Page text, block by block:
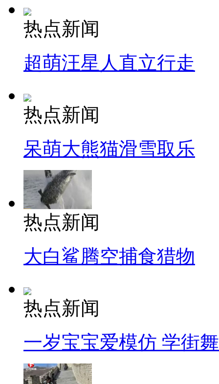
热点新闻
超萌汪星人直立行走
热点新闻
呆萌大熊猫滑雪取乐
热点新闻
大白鲨腾空捕食猎物
热点新闻
一岁宝宝爱模仿 学街